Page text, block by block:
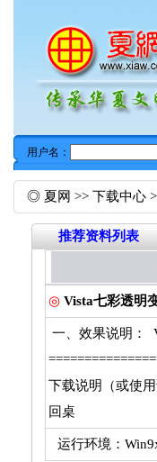
◎ 夏网 >> 下载中心
推荐资料列表
◎ Vista七彩透明
一、效果说明：
下载说明（或使
回桌
运行环境：